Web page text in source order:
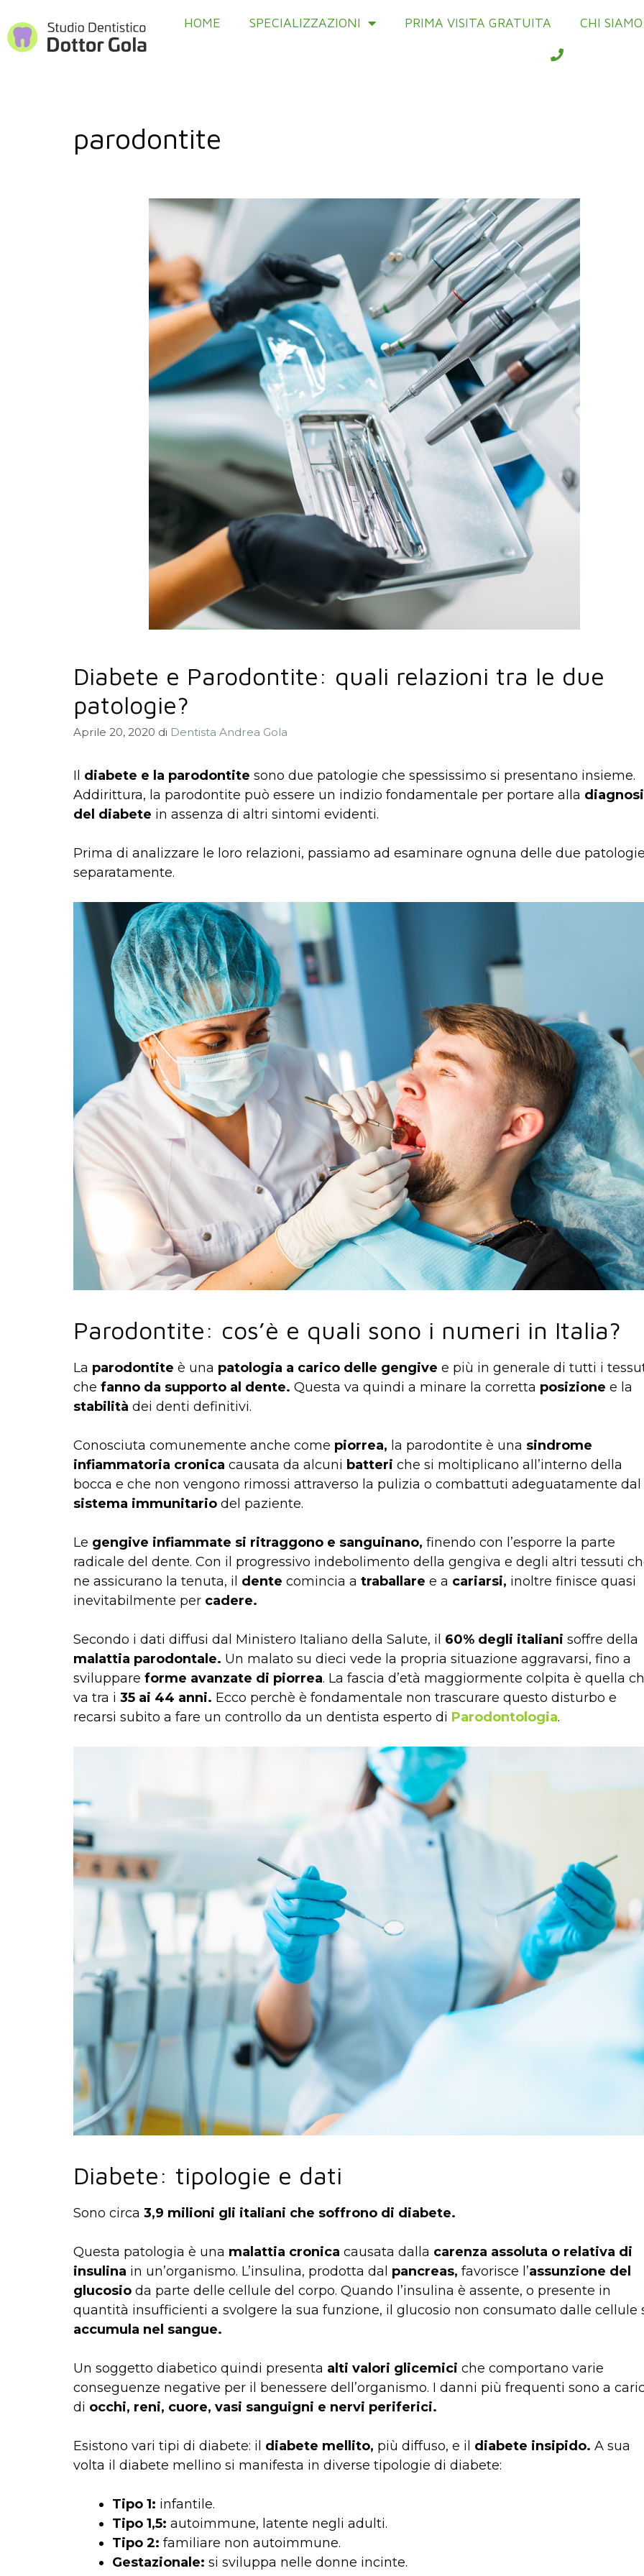
HOME SPECIALIZZAZIONI PRIMA VISITA GRATUITA CHI SIAMO
parodontite
Diabete e Parodontite: quali relazioni tra le due
patologie?
Aprile 20, 2020 di Dentista Andrea Gola
Il diabete e la parodontite sono due patologie che spessissimo si presentano insieme.
Addirittura, la parodontite può essere un indizio fondamentale per portare alla diagnosi
del diabete in assenza di altri sintomi evidenti.
Prima di analizzare le loro relazioni, passiamo ad esaminare ognuna delle due
separatamente.
Parodontite: cos’è e quali sono i numeri in Italia?
La parodontite è una patologia a carico delle gengive e più in generale di tutti i
che fanno da supporto al dente. Questa va quindi a minare la corretta posizione e la
stabilità dei denti definitivi.
Conosciuta comunemente anche come piorrea, la parodontite è una sindrome
infiammatoria cronica causata da alcuni batteri che si moltiplicano all’interno della
bocca e che non vengono rimossi attraverso la pulizia o combattuti adeguatamente dal
sistema immunitario del paziente.
Le gengive infiammate si ritraggono e sanguinano, finendo con l’esporre la parte
radicale del dente. Con il progressivo indebolimento della gengiva e degli altri tessuti
ne assicurano la tenuta, il dente comincia a traballare e a cariarsi, inoltre finisce quasi
inevitabilmente per cadere.
Secondo i dati diffusi dal Ministero Italiano della Salute, il 60% degli italiani soffre della
malattia parodontale. Un malato su dieci vede la propria situazione aggravarsi, fino a
sviluppare forme avanzate di piorrea. La fascia d’età maggiormente colpita è quella
va tra i 35 ai 44 anni. Ecco perchè è fondamentale non trascurare questo disturbo e
recarsi subito a fare un controllo da un dentista esperto di Parodontologia.
Diabete: tipologie e dati
Sono circa 3,9 milioni gli italiani che soffrono di diabete.
Questa patologia è una malattia cronica causata dalla carenza assoluta o relativa di
insulina in un’organismo. L’insulina, prodotta dal pancreas, favorisce l’assunzione del
glucosio da parte delle cellule del corpo. Quando l’insulina è assente, o presente in
quantità insufficienti a svolgere la sua funzione, il glucosio non consumato dalle cellule
accumula nel sangue.
Un soggetto diabetico quindi presenta alti valori glicemici che comportano varie
conseguenze negative per il benessere dell’organismo. I danni più frequenti sono a
di occhi, reni, cuore, vasi sanguigni e nervi periferici.
Esistono vari tipi di diabete: il diabete mellito, più diffuso, e il diabete insipido. A sua
volta il diabete mellino si manifesta in diverse tipologie di diabete:
Tipo 1: infantile.
Tipo 1,5: autoimmune, latente negli adulti.
Tipo 2: familiare non autoimmune.
Gestazionale: si sviluppa nelle donne incinte.